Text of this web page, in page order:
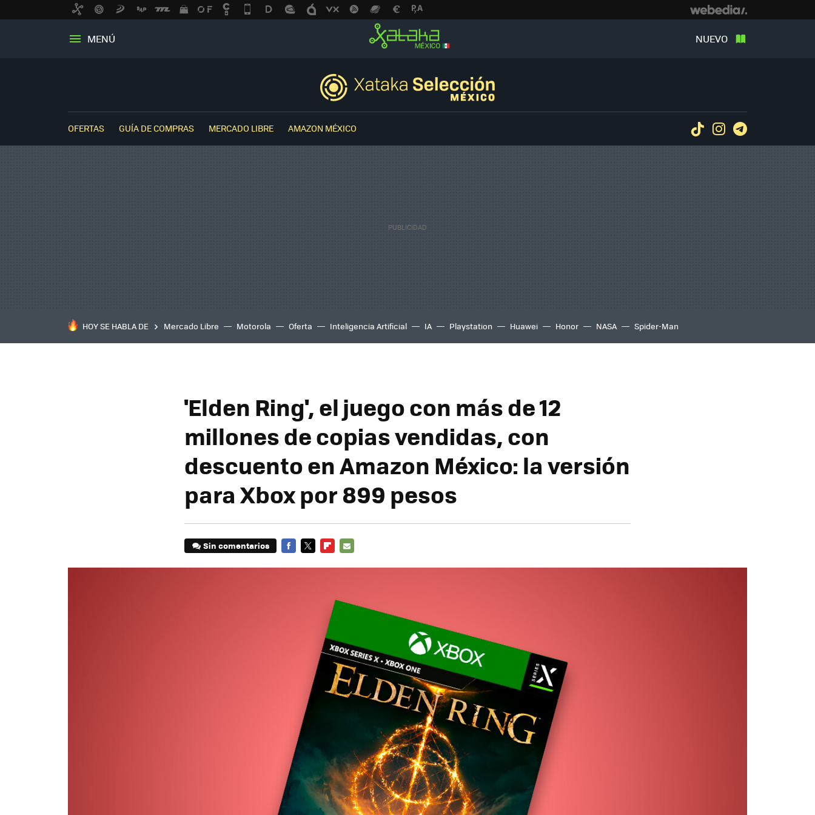
MENÚ NUEVO
OFERTAS GUÍA DE COMPRAS MERCADO LIBRE AMAZON MÉXICO TiktokInstagram
HOY SE HABLA DE Mercado Libre Motorola Oferta Inteligencia Artificial IA Playstation Huawei Honor NASA Spider-Man
'Elden Ring', el juego con más de 12
millones de copias vendidas, con
descuento en Amazon México: la versión
para Xbox por 899 pesos
Sin comentarios